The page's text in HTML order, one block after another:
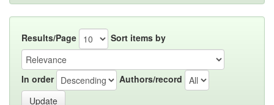
Results/Page Sort items by
In order Authors/record